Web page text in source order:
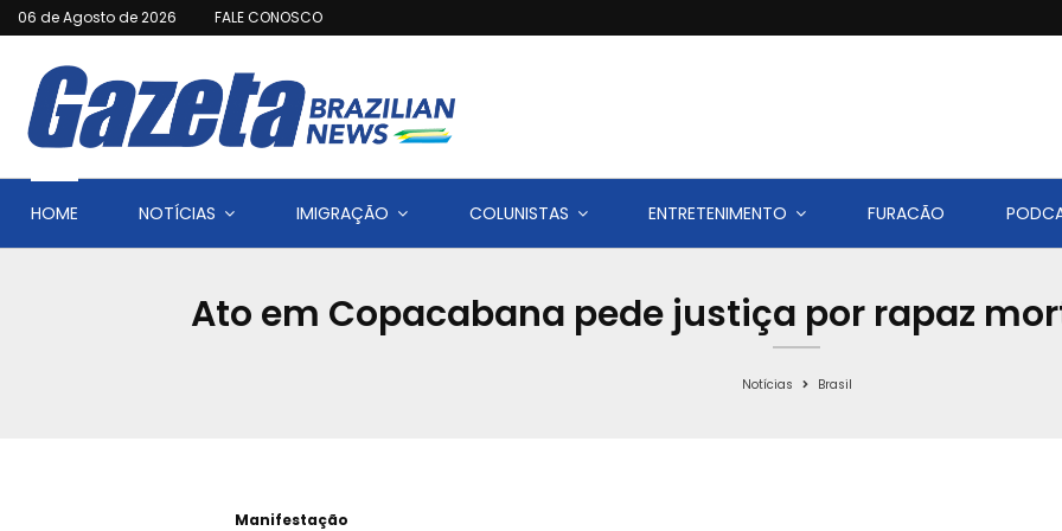
06 de Agosto de 2026 FALE CONOSCO
HOME NOTÍCIAS IMIGRAÇÃO COLUNISTAS ENTRETENIMENTO FURACÃO
Ato em Copacabana pede justiça por rapaz
Notícias Brasil
Manifestação